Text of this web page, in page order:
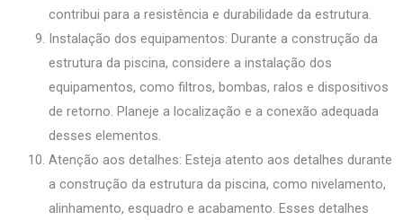
contribui para a resistência e durabilidade da estrutura.
Instalação dos equipamentos: Durante a construção da
estrutura da piscina, considere a instalação dos
equipamentos, como filtros, bombas, ralos e dispositivos
de retorno. Planeje a localização e a conexão adequada
desses elementos.
Atenção aos detalhes: Esteja atento aos detalhes durante
a construção da estrutura da piscina, como nivelamento,
alinhamento, esquadro e acabamento. Esses detalhes